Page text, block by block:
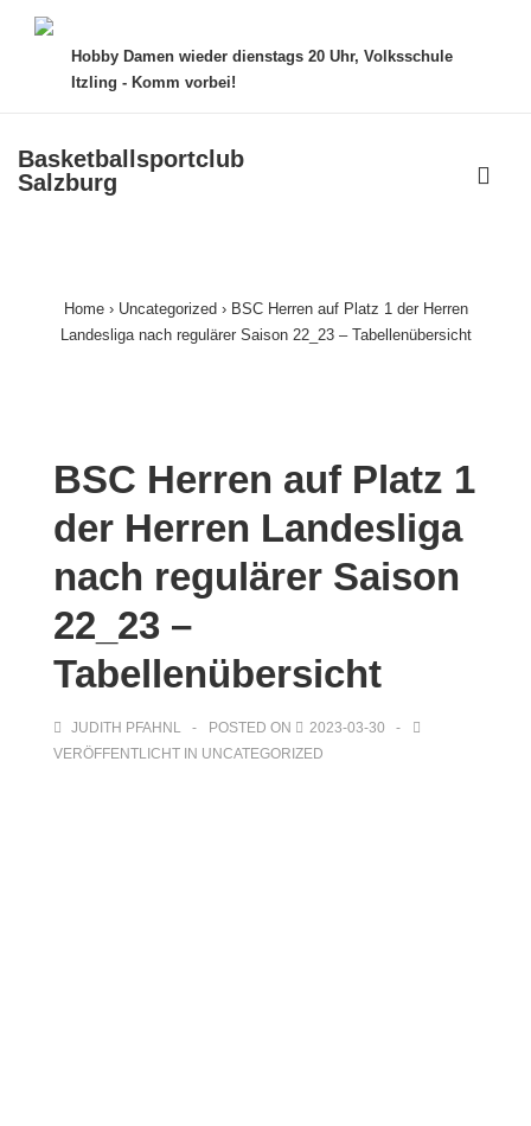
Hobby Damen wieder dienstags 20 Uhr, Volksschule
Itzling - Komm vorbei!
Basketballsportclub
Salzburg
Home › Uncategorized › BSC Herren auf Platz 1 der Herren
Landesliga nach regulärer Saison 22_23 – Tabellenübersicht
BSC Herren auf Platz 1
der Herren Landesliga
nach regulärer Saison
22_23 –
Tabellenübersicht
JUDITH PFAHNL POSTED ON
2023-03-30
VERÖFFENTLICHT IN UNCATEGORIZED